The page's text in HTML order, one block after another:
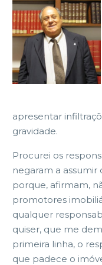
apresentar
gravidade.
Procurei os
negaram a
porque, afirmam,
promotores
qualquer
quiser, que me
primeira linha, o
que padece o